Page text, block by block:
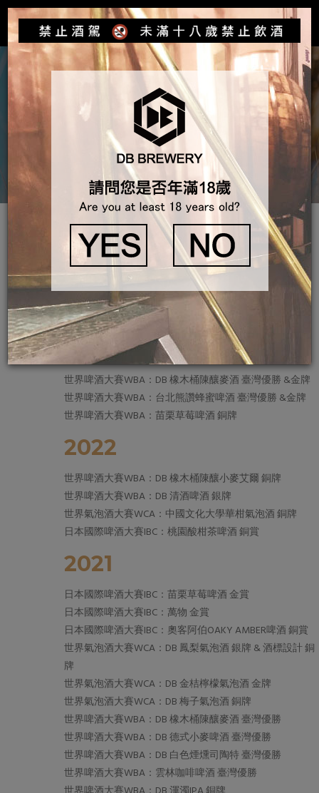
Toggle
產品介紹 獲獎紀錄
2025
世界啤酒大賽WBA ：雲林咖啡啤酒 世界冠軍
世界啤酒大賽WBA ：雲林咖啡啤酒 臺灣優勝 & 金牌
世界啤酒大賽WBA ：臺北蜂蜜啤酒 銀牌
世界啤酒大賽WBA ：清酒啤酒 銅牌
世界啤酒大賽WBA ：愛啤兒無酒精飲 銅牌
2023
世界啤酒大賽WBA：DB 橡木桶陳釀麥酒 臺灣優勝 &金牌
世界啤酒大賽WBA：台北熊讚蜂蜜啤酒 臺灣優勝 &金牌
世界啤酒大賽WBA：苗栗草莓啤酒 銅牌
2022
世界啤酒大賽WBA：DB 橡木桶陳釀小麥艾爾 銅牌
世界啤酒大賽WBA：DB 清酒啤酒 銀牌
世界氣泡酒大賽WCA：中國文化大學華柑氣泡酒 銅牌
日本國際啤酒大賽IBC：桃園酸柑茶啤酒 銅賞
2021
日本國際啤酒大賽IBC：苗栗草莓啤酒 金賞
日本國際啤酒大賽IBC：萬物 金賞
日本國際啤酒大賽IBC：奧客阿伯OAKY AMBER啤酒 銅賞
世界氣泡酒大賽WCA：DB 鳳梨氣泡酒 銀牌 & 酒標設計 銅
牌
世界氣泡酒大賽WCA：DB 金桔檸檬氣泡酒 金牌
世界氣泡酒大賽WCA：DB 梅子氣泡酒 銅牌
世界啤酒大賽WBA：DB 橡木桶陳釀麥酒 臺灣優勝
世界啤酒大賽WBA：DB 德式小麥啤酒 臺灣優勝
世界啤酒大賽WBA：DB 白色煙燻司陶特 臺灣優勝
世界啤酒大賽WBA：雲林咖啡啤酒 臺灣優勝